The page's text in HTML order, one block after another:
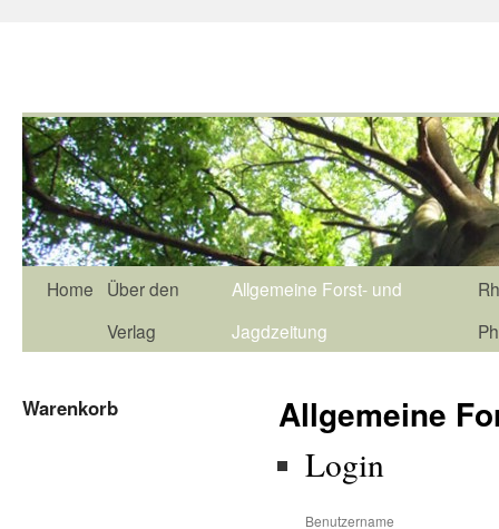
Home
Über den
Verlag
Allgemeine Forst- und
Jagdzeitung
Allgemeine
Login
Benutzername
Warenkorb